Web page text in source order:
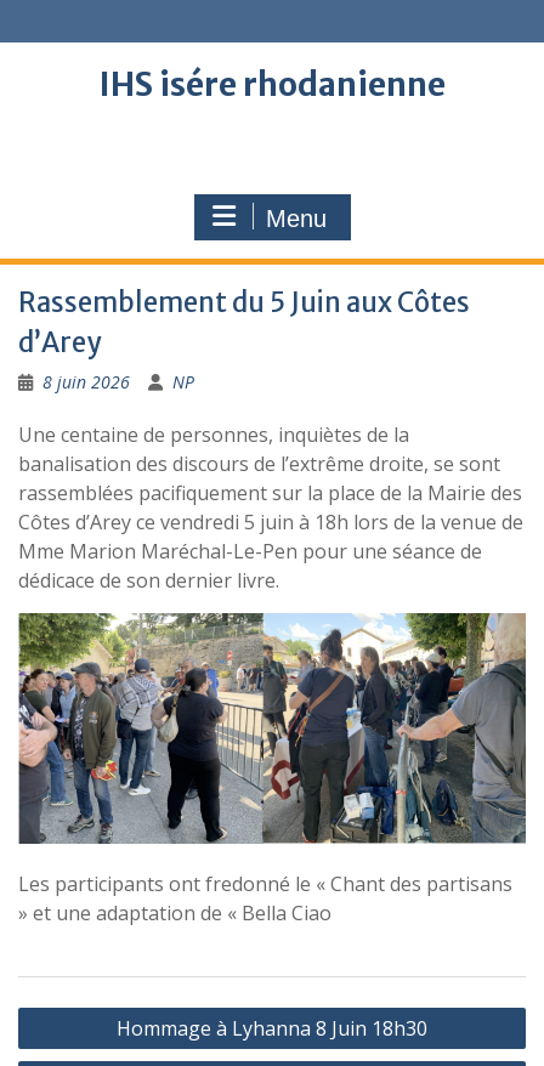
to
IHS isére rhodanienne
Menu
Rassemblement du 5 Juin aux Côtes
d’Arey
8 juin 2026 NP
Une centaine de personnes, inquiètes de la
banalisation des discours de l’extrême droite, se sont
rassemblées pacifiquement sur la place de la Mairie des
Côtes d’Arey ce vendredi 5 juin à 18h lors de la venue de
Mme Marion Maréchal-Le-Pen pour une séance de
dédicace de son dernier livre.
Les participants ont fredonné le « Chant des partisans
» et une adaptation de « Bella Ciao
Navigation
de
Hommage à Lyhanna 8 Juin 18h30